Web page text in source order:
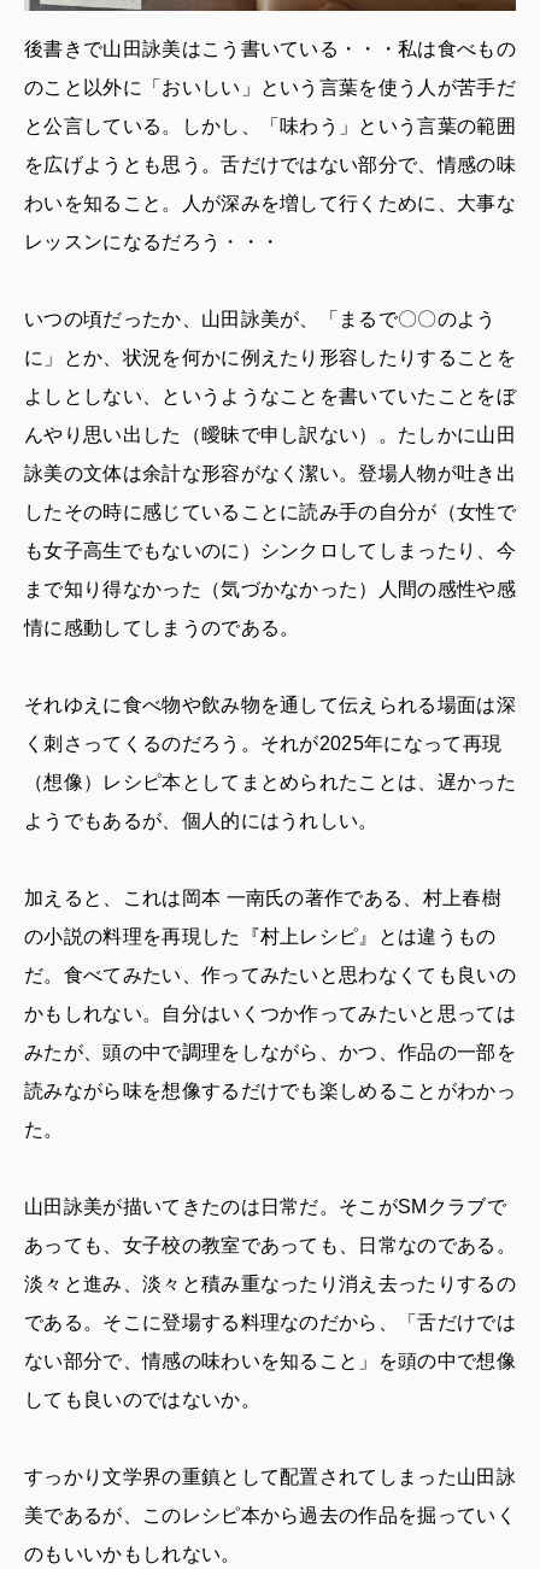
後書きで山田詠美はこう書いている・・・私は食べもの
のこと以外に「おいしい」という言葉を使う人が苦手だ
と公言している。しかし、「味わう」という言葉の範囲
を広げようとも思う。舌だけではない部分で、情感の味
わいを知ること。人が深みを増して行くために、大事な
レッスンになるだろう・・・
いつの頃だったか、山田詠美が、「まるで〇〇のよう
に」とか、状況を何かに例えたり形容したりすることを
よしとしない、というようなことを書いていたことをぼ
んやり思い出した（曖昧で申し訳ない）。たしかに山田
詠美の文体は余計な形容がなく潔い。登場人物が吐き出
したその時に感じていることに読み手の自分が（女性で
も女子高生でもないのに）シンクロしてしまったり、今
まで知り得なかった（気づかなかった）人間の感性や感
情に感動してしまうのである。
それゆえに食べ物や飲み物を通して伝えられる場面は深
く刺さってくるのだろう。それが2025年になって再現
（想像）レシピ本としてまとめられたことは、遅かった
ようでもあるが、個人的にはうれしい。
加えると、これは岡本 一南氏の著作である、村上春樹
の小説の料理を再現した『村上レシピ』とは違うもの
だ。食べてみたい、作ってみたいと思わなくても良いの
かもしれない。自分はいくつか作ってみたいと思っては
みたが、頭の中で調理をしながら、かつ、作品の一部を
読みながら味を想像するだけでも楽しめることがわかっ
た。
山田詠美が描いてきたのは日常だ。そこがSMクラブで
あっても、女子校の教室であっても、日常なのである。
淡々と進み、淡々と積み重なったり消え去ったりするの
である。そこに登場する料理なのだから、「舌だけでは
ない部分で、情感の味わいを知ること」を頭の中で想像
しても良いのではないか。
すっかり文学界の重鎮として配置されてしまった山田詠
美であるが、このレシピ本から過去の作品を掘っていく
のもいいかもしれない。